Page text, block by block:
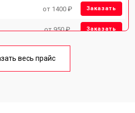
от 1400 ₽ Заказать
от 950 ₽ Заказать
от 3200 ₽
весь прайс